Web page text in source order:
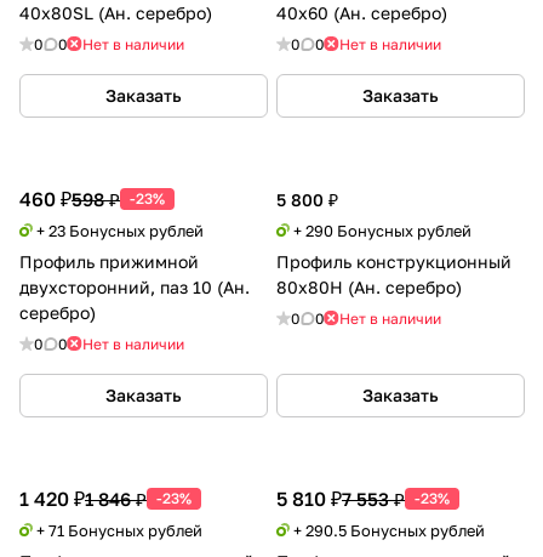
40х80SL (Ан. серебро)
0 0 Нет в наличии
Заказать
40х60 (Ан. серебро)
0 0 Нет в наличии
Заказать
460 ₽598 ₽ -23%
+ 23 Бонусных рублей
Профиль прижимной
двухсторонний, паз 10 (Ан.
серебро)
0 0 Нет в наличии
Заказать
5 800 ₽
+ 290 Бонусных рублей
Профиль конструкционный
80х80H (Ан. серебро)
0 0 Нет в наличии
Заказать
1 420 ₽1 846 ₽ -23%
+ 71 Бонусных рублей
5 810 ₽7 553 ₽ -23%
+ 290.5 Бонусных рублей